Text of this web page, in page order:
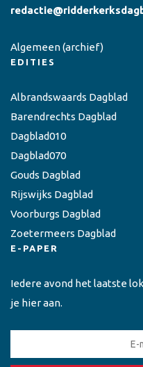
Algemeen(archief)
EDITIES
Albrandswaards Dagblad
Barendrechts Dagblad
Dagblad010
Dagblad070
Gouds Dagblad
Rijswijks Dagblad
Voorburgs Dagblad
Zoetermeers Dagblad
E-PAPER
Iedere avond het laatste
je hier aan.